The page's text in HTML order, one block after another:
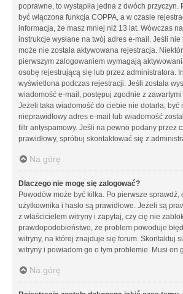
poprawne, to wystąpiła jedna z dwóch przyczyn.
być włączona funkcja COPPA, a w czasie
informacja, że masz mniej niż 13 lat. Wówczas
instrukcje wysłane na twój adres e-mail. Jeśli nie
może nie została aktywowana rejestracja.
pierwszym zalogowaniem wymagają
osobę rejestrującą się lub przez administratora.
wyświetlona podczas rejestracji. Jeśli została
wiadomość e-mail, postępuj zgodnie z
Jeżeli taka wiadomość do ciebie nie dotarła, być
nieprawidłowy adres e-mail lub wiadomość
filtr antyspamowy. Jeśli na pewno podany przez
prawidłowy, spróbuj skontaktować się z
Na górę
Dlaczego nie mogę się zalogować?
Powodów może być kilka. Po pierwsze sprawdź,
użytkownika i hasło są prawidłowe. Jeżeli są
z właścicielem witryny i zapytaj, czy cię nie
prawdopodobieństwo, że problem powoduje
witryny, na której znajduje się forum. Skontaktuj
witryny i powiadom go o tym problemie. Musi on
Na górę